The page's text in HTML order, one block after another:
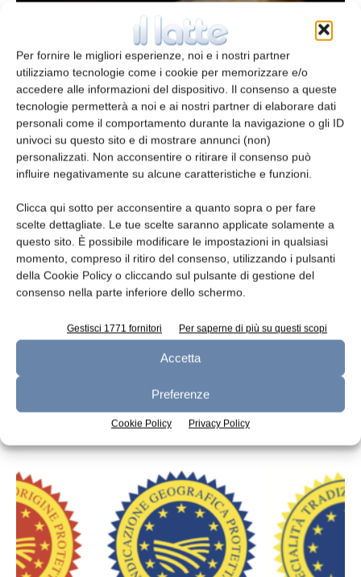
Per fornire le migliori esperienze, noi e i nostri partner
utilizziamo tecnologie come i cookie per memorizzare e/o
accedere alle informazioni del dispositivo. Il consenso a queste
tecnologie permetterà a noi e ai nostri partner di elaborare dati
personali come il comportamento durante la navigazione o gli ID
univoci su questo sito e di mostrare annunci (non)
personalizzati. Non acconsentire o ritirare il consenso può
influire negativamente su alcune caratteristiche e funzioni.
Clicca qui sotto per acconsentire a quanto sopra o per fare
scelte dettagliate. Le tue scelte saranno applicate solamente a
questo sito. È possibile modificare le impostazioni in qualsiasi
momento, compreso il ritiro del consenso, utilizzando i pulsanti
della Cookie Policy o cliccando sul pulsante di gestione del
consenso nella parte inferiore dello schermo.
Gestisci 1771 fornitori Per saperne di più su questi scopi
Accetta
Preferenze
Cookie Policy Privacy Policy
Sisma 2012: non è illegittimo il ristoro ai
produttori di formaggi DOP
redazione 4 Novembre 2025
Toma Piemontese: disciplinare
modificato
28 Ottobre 2025